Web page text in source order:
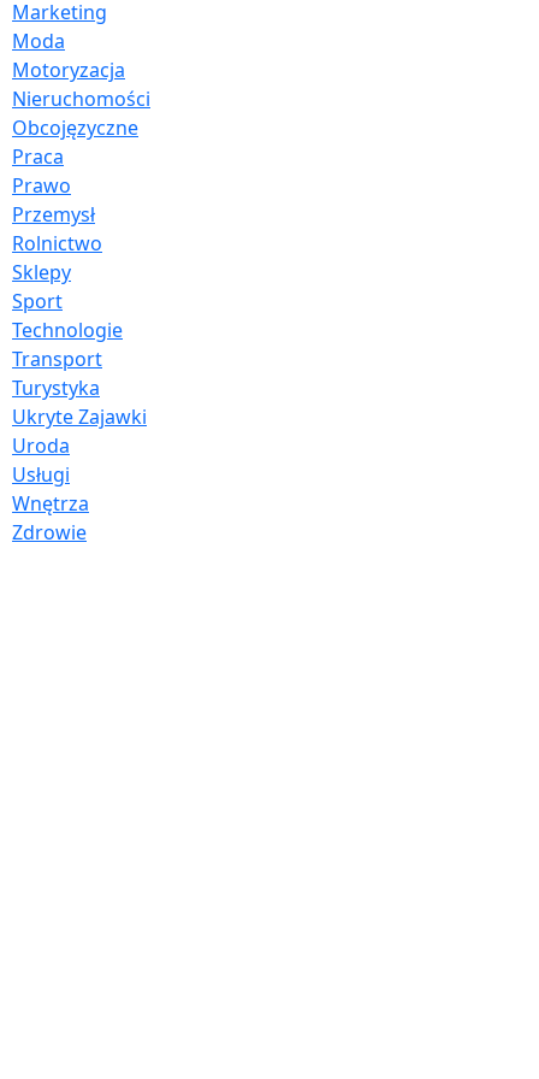
Marketing
Moda
Motoryzacja
Nieruchomości
Obcojęzyczne
Praca
Prawo
Przemysł
Rolnictwo
Sklepy
Sport
Technologie
Transport
Turystyka
Ukryte Zajawki
Uroda
Usługi
Wnętrza
Zdrowie